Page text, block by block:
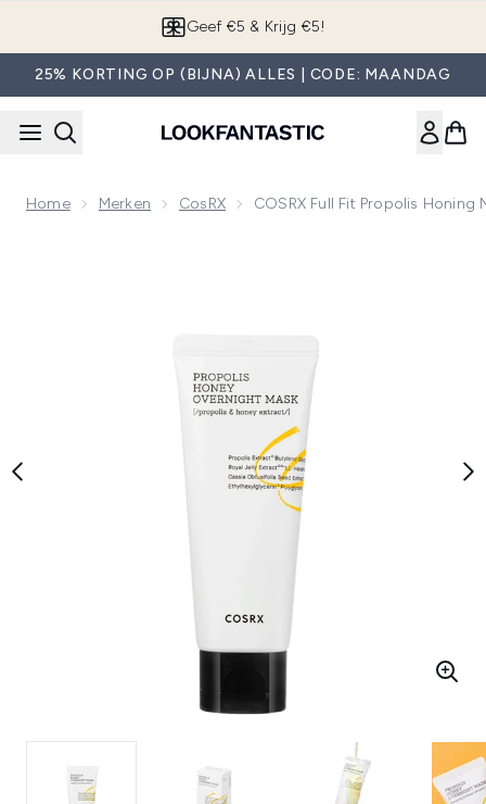
App downloaden
25% KORTING OP (BIJNA) ALLES | CODE: MAANDAG
Home Merken CosRX COSRX Full Fit Propolis